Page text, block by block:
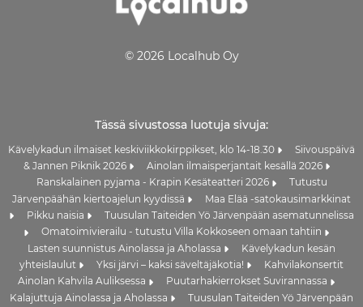
© 2026 Localhub Oy
Tässä sivustossa luotuja sivuja:
Kävelykadun ilmaiset keskiviikkokirppikset, klo 14-18.30
Siivouspäivä
& Jannen Piknik 2026
Ainolan ilmaisperjantait kesällä 2026
Ranskalainen pyjama - Krapin Kesäteatteri 2026
Tutustu
Järvenpäähän kiertoajelun kyydissä
Maa Elää -satokausimarkkinat
Pikku naisia
Tuusulan Taiteiden Yö Järvenpään asematunnelissa
Omatoimivierailu - tutustu Villa Kokkoseen omaan tahtiin
Lasten suunnistus Ainolassa ja Aholassa
Kävelykadun kesän
yhteislaulut
Yksi järvi – kaksi säveltäjäkotia!
Kahvilakonsertit
Ainolan Kahvila Auliksessa
Puutarhakierrokset Suvirannassa
Kalajuttuja Ainolassa ja Aholassa
Tuusulan Taiteiden Yö Järvenpään